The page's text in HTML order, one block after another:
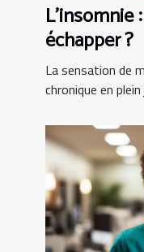
échapper ?
La sensation de
chronique en